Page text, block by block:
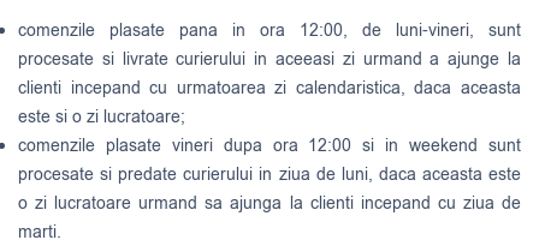
comenzile plasate pana in ora 12:00, de luni-vineri, sunt
procesate si livrate curierului in aceeasi zi urmand a ajunge la
clienti incepand cu urmatoarea zi calendaristica, daca aceasta
este si o zi lucratoare;
comenzile plasate vineri dupa ora 12:00 si in weekend sunt
procesate si predate curierului in ziua de luni, daca aceasta este
o zi lucratoare urmand sa ajunga la clienti incepand cu ziua de
marti.